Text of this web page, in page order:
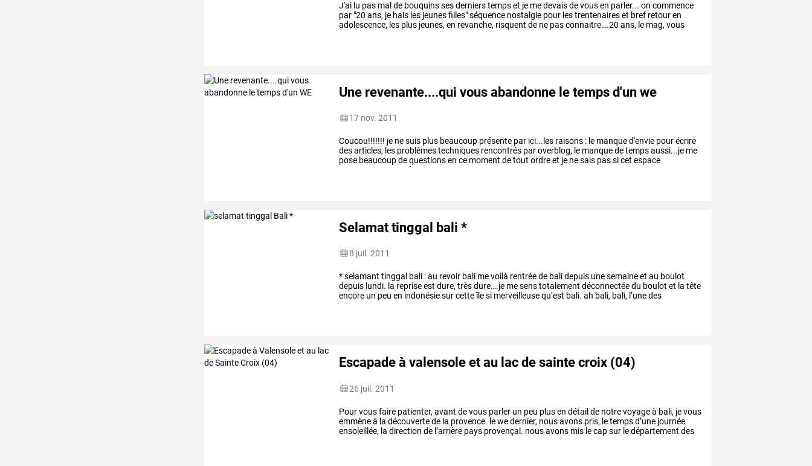
J'ai lu pas mal de bouquinssesdernierstempset je medevaisdevousen parler... on commence
par "20 ans, je hais les jeunesfilles"séquence nostalgie pour lestrentenaireset bref retouren
adolescence, les plus jeunes, en revanche, risquent de ne pasconnaitre….20 ans, le mag, vous
Une revenante....qui vous abandonne le temps d'un we
17 nov. 2011
Coucou!!!!!!! je nesuis plus beaucoup présente par ici...les raisons : le manqued'envie pourécrire
desarticles, les problèmestechniques rencontrés paroverblog, le manquedetempsaussi...je me
pose beaucoupdequestionsen ce moment detout ordreet je nesais passicet espace
continuera
à
Selamat tinggal bali *
8 juil. 2011
*selamant tinggal bali :au revoir bali mevoilà rentréede balidepuis unesemaineet au boulot
depuis lundi. la repriseest dure, trèsdure….je mesenstotalement déconnectéedu boulot et la tête
encore un peu en indonésiesurcetteîlesi merveilleusequ’est bali. ah bali, bali, l’unedes
destinations
qui m’a
Escapade à valensole et au lac de sainte croix (04)
26 juil. 2011
Pourvousfaire patienter, avant devous parler un peu plusen détailde notrevoyageà bali, jevous
emmèneà la découvertede la provence. lewedernier, nousavons pris, letempsd’une journée
ensoleillée, la direction de l’arrière pays provençal. nousavons mis lecapsur ledépartement des